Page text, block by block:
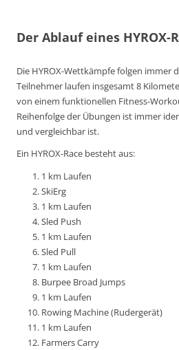
Der Ablauf eines HYROX-
Die HYROX-Wettkämpfe folgen immer
Teilnehmer laufen insgesamt 8
von einem funktionellen Fitness-
Reihenfolge der Übungen ist immer
und vergleichbar ist.
Ein HYROX-Race besteht aus:
1 km Laufen
SkiErg
1 km Laufen
Sled Push
1 km Laufen
Sled Pull
1 km Laufen
Burpee Broad Jumps
1 km Laufen
Rowing Machine (Rudergerät)
1 km Laufen
Farmers Carry